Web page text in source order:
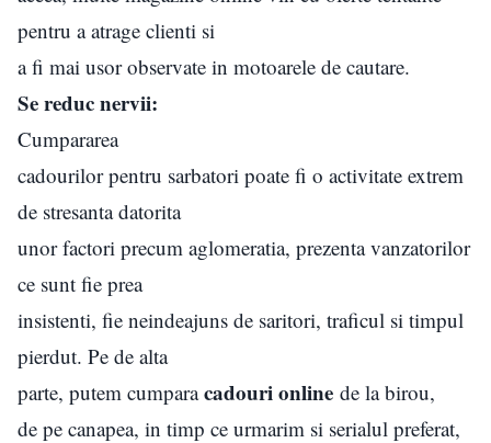
pentru a atrage clienti si
a fi mai usor observate in motoarele de cautare.
Se reduc nervii:
Cumpararea
cadourilor pentru sarbatori poate fi o activitate extrem
de stresanta datorita
unor factori precum aglomeratia, prezenta vanzatorilor
ce sunt fie prea
insistenti, fie neindeajuns de saritori, traficul si timpul
pierdut. Pe de alta
parte, putem cumparacadouri online de la birou,
de pe canapea, in timp ce urmarim si serialul preferat,